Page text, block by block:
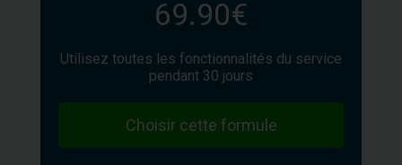
69.90€
Utilisez toutes les fonctionnalités du service
pendant 30 jours
Choisir cette formule